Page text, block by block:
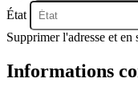
État
Supprimer l'adresse et
Informations